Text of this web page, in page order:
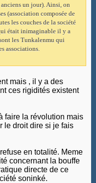
un jour). Ainsi, on
(association composée de
les couches de la société
était inimaginable il y a
les Tunkalenmu qui
associations.
mais , il y a des
ces rigidités existent
faire la révolution mais
le droit dire si je fais
en totalité. Meme
concernant la bouffe
directe de ce
soninké.